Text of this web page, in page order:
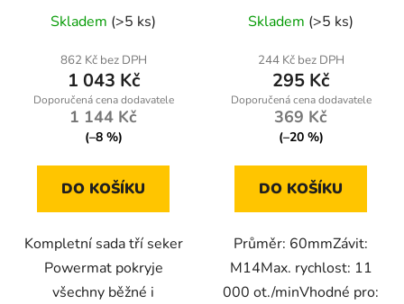
RTZS0054
Skladem (>5 ks)
862 Kč bez DPH
1 043 Kč
1 144 Kč
(–8 %)
DO KOŠÍKU
Kompletní sada tří seker
Powermat pokryje
všechny běžné i
Skladem (>5 ks)
244 Kč bez DPH
295 Kč
369 Kč
(–20 %)
DO KOŠÍKU
Průměr: 60mmZávit:
M14Max. rychlost: 11
000 ot./minVhodné pro: